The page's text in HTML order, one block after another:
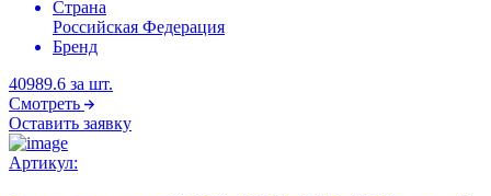
Страна
Российская Федерация
Бренд
40989.6 за шт.
Смотреть
Оставить заявку
Артикул: